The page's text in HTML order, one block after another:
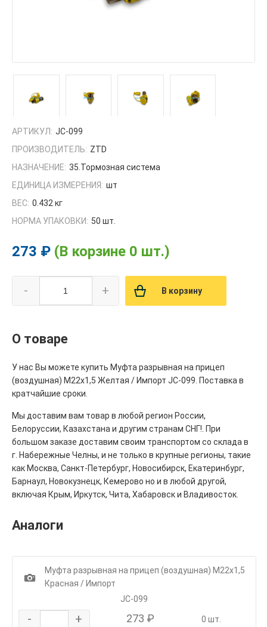
АРТИКУЛ: JC-099
ПРОИЗВОДИТЕЛЬ: ZTD
НАЗНАЧЕНИЕ: 35.Тормозная система
ЕДИНИЦА ИЗМЕРЕНИЯ: шт
ВЕС: 0.432 кг
НОРМА УПАКОВКИ: 50 шт.
273 ₽ (В корзине 0 шт.)
- + В корзину
О товаре
У нас Вы можете купить Муфта разрывная на прицеп
(воздушная) М22х1,5 Желтая / Импорт JC-099. Поставка в
кратчайшие сроки.
Мы доставим вам товар в любой регион России,
Белоруссии, Казахстана и другим странам СНГ!. При
большом заказе доставим своим транспортом со склада в
г. Набережные Челны, и не только в крупные регионы, такие
как Москва, Санкт-Петербург, Новосибирск, Екатеринбург,
Барнаул, Новокузнецк, Кемерово но и в любой другой,
включая Крым, Иркутск, Чита, Хабаровск и Владивосток.
Аналоги
1
Муфта разрывная на прицеп (воздушная) М22х1,5
Красная / Импорт
JC-099
- + 273 ₽ 0 шт.